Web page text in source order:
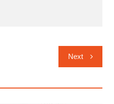
Next